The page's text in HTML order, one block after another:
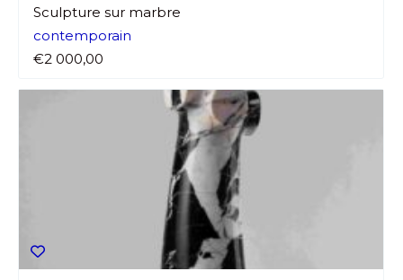
Sculpture sur marbre
contemporain
€2 000,00